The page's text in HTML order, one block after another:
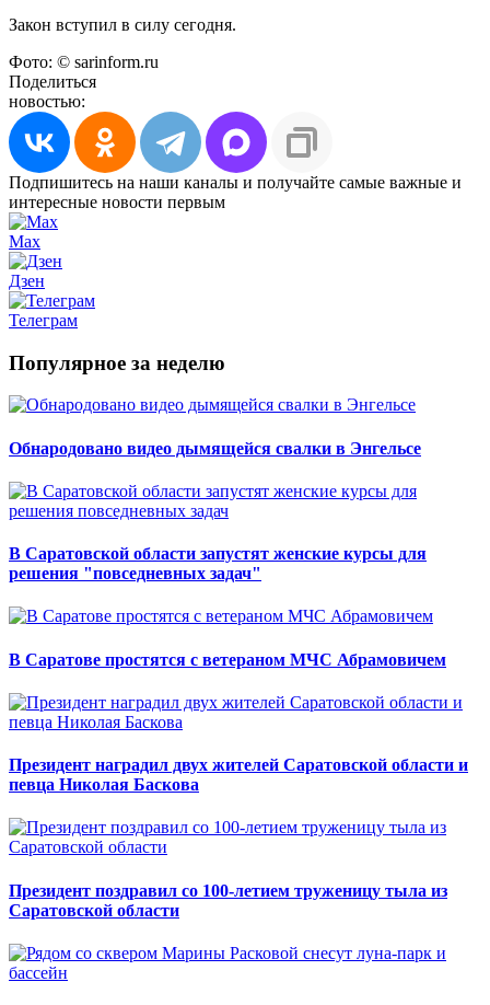
Закон вступил в силу сегодня.
Фото: © sarinform.ru
Поделиться
новостью:
Подпишитесь на наши каналы и получайте самые важные и
интересные новости первым
Max
Дзен
Телеграм
Популярное за неделю
Обнародовано видео дымящейся свалки в Энгельсе
В Саратовской области запустят женские курсы для
решения "повседневных задач"
В Саратове простятся с ветераном МЧС Абрамовичем
Президент наградил двух жителей Саратовской области и
певца Николая Баскова
Президент поздравил со 100-летием труженицу тыла из
Саратовской области